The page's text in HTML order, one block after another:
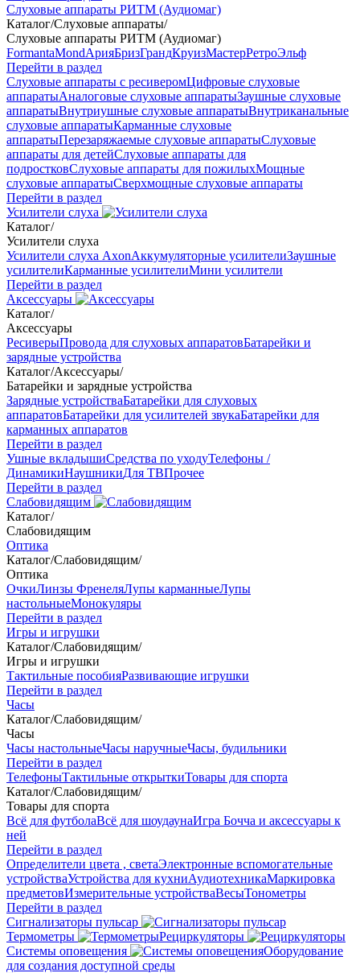
Слуховые аппараты РИТМ (Аудиомаг)
Каталог/Слуховые аппараты/
Слуховые аппараты РИТМ (Аудиомаг)
FormantaMondАрияБризГрандКруизМастерРетроЭльф
Перейти в раздел
Слуховые аппараты с ресиверомЦифровые слуховые
аппаратыАналоговые слуховые аппаратыЗаушные слуховые
аппаратыВнутриушные слуховые аппаратыВнутриканальные
слуховые аппаратыКарманные слуховые
аппаратыПерезаряжаемые слуховые аппаратыСлуховые
аппараты для детейСлуховые аппараты для
подростковСлуховые аппараты для пожилыхМощные
слуховые аппаратыСверхмощные слуховые аппараты
Перейти в раздел
Усилители слуха
Каталог/
Усилители слуха
Усилители слуха AxonАккумуляторные усилителиЗаушные
усилителиКарманные усилителиМини усилители
Перейти в раздел
Аксессуары
Каталог/
Аксессуары
РесиверыПровода для слуховых аппаратовБатарейки и
зарядные устройства
Каталог/Аксессуары/
Батарейки и зарядные устройства
Зарядные устройстваБатарейки для слуховых
аппаратовБатарейки для усилителей звукаБатарейки для
карманных аппаратов
Перейти в раздел
Ушные вкладышиСредства по уходуТелефоны /
ДинамикиНаушникиДля ТВПрочее
Перейти в раздел
Слабовидящим
Каталог/
Слабовидящим
Оптика
Каталог/Слабовидящим/
Оптика
ОчкиЛинзы ФренеляЛупы карманныеЛупы
настольныеМонокуляры
Перейти в раздел
Игры и игрушки
Каталог/Слабовидящим/
Игры и игрушки
Тактильные пособияРазвивающие игрушки
Перейти в раздел
Часы
Каталог/Слабовидящим/
Часы
Часы настольныеЧасы наручныеЧасы, будильники
Перейти в раздел
ТелефоныТактильные открыткиТовары для спорта
Каталог/Слабовидящим/
Товары для спорта
Всё для футболаВсё для шоудаунаИгра Бочча и аксессуары к
ней
Перейти в раздел
Определители цвета , светаЭлектронные вспомогательные
устройстваУстройства для кухниАудиотехникаМаркировка
предметовИзмерительные устройстваВесыТонометры
Перейти в раздел
Сигнализаторы пульсар
Термометры
Рециркуляторы
Cистемы оповещения
Оборудование
для создания доступной среды